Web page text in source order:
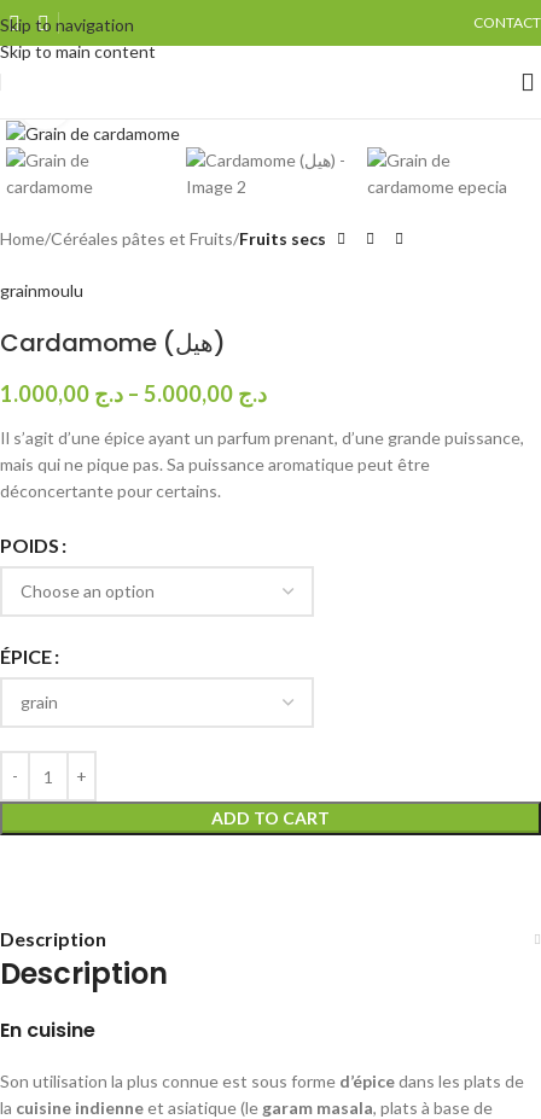
Skip to navigation
Skip to main content
CONTACT
Home Céréales pâtes et Fruits Fruits secs
grainmoulu
Cardamome (هيل)
د.ج – د.ج
Il s’agit d’une épice ayant un parfum prenant, d’une grande puissance,
mais qui ne pique pas. Sa puissance aromatique peut être
déconcertante pour certains.
POIDS
ÉPICE
ADD TO CART
Description
Description
En cuisine
Son utilisation la plus connue est sous forme d’épicedans les plats de
la cuisine indienneet asiatique (le garam masala, plats à base de